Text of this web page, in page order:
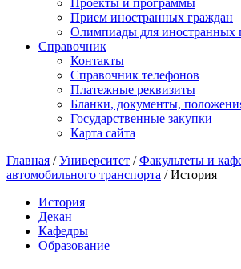
Проекты и программы
Прием иностранных граждан
Олимпиады для иностранных
Справочник
Контакты
Справочник телефонов
Платежные реквизиты
Бланки, документы,
Государственные закупки
Карта сайта
Главная /Университет /Факультеты и
автомобильного транспорта / История
История
Декан
Кафедры
Образование